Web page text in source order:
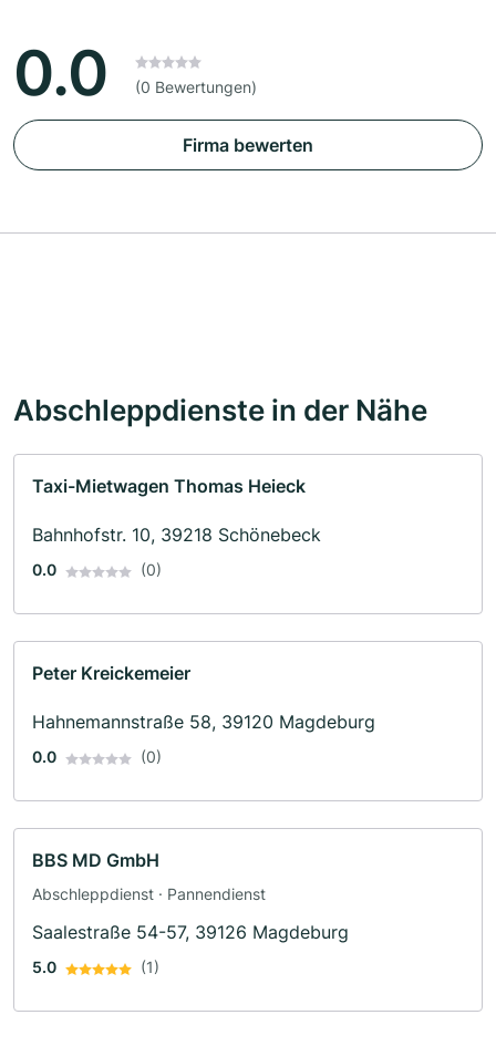
0.0 (0 Bewertungen)
Firma bewerten
Abschleppdienste in der Nähe
Taxi-Mietwagen Thomas Heieck
Bahnhofstr. 10, 39218 Schönebeck
0.0 (0)
Peter Kreickemeier
Hahnemannstraße 58, 39120 Magdeburg
0.0 (0)
BBS MD GmbH
Abschleppdienst · Pannendienst
Saalestraße 54-57, 39126 Magdeburg
5.0 (1)